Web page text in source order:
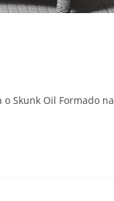
Skunk Oil Formado na